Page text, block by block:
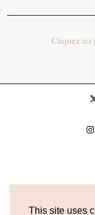
This site uses
Cliquez ici